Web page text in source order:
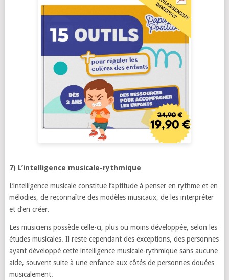
7) L’intelligence musicale-rythmique
L’intelligence musicale constitue l’aptitude à penser en rythme et en
mélodies, de reconnaître des modèles musicaux, de les interpréter
et d’en créer.
Les musiciens possède celle-ci, plus ou moins développée, selon les
études musicales. Il reste cependant des exceptions, des personnes
ayant développé cette intelligence musicale-rythmique sans aucune
aide, souvent suite à une enfance aux côtés de personnes douées
musicalement.